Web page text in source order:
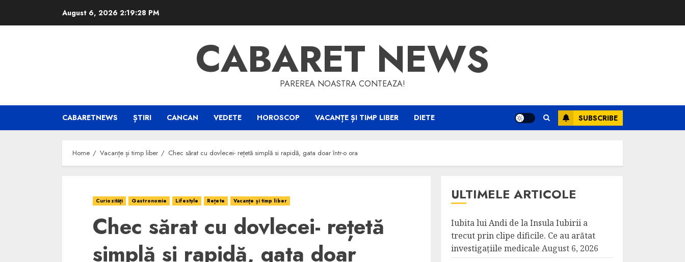
August 6, 2026 2:19:29 PM
CABARET NEWS
PAREREA NOASTRA CONTEAZA!
CABARETNEWS ȘTIRI CANCAN VEDETE HOROSCOP VACANȚE ȘI TIMP LIBER DIETE SUBSCRIBE
Home Vacanțe și timp liber Chec sărat cu dovlecei- rețetă simplă si rapidă, gata doar într-o ora
Curiozități Gastronomie Lifestyle Rețete Vacanțe și timp liber
Chec sărat cu dovlecei- rețetă
simplă si rapidă, gata doar
ULTIMELE ARTICOLE
Iubita lui Andi de la Insula Iubirii a
trecut prin clipe dificile. Ce au arătat
investigațiile medicale August 6, 2026